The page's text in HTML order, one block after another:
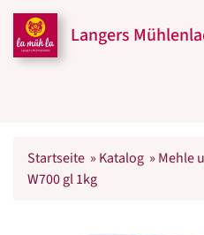
Langers
Startseite » Katalog » Mehle
W700 gl 1kg